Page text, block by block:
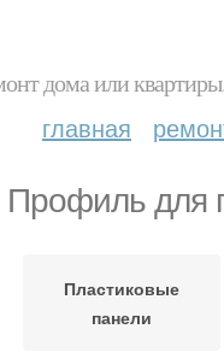
дома или
главная
Профиль для
Пластиковые
панели